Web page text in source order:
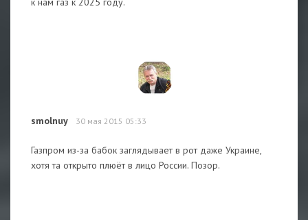
smolnuy 30 мая 2015 05:33
Газпром из-за бабок заглядывает в рот даже Украине,
хотя та открыто плюёт в лицо России. Позор.